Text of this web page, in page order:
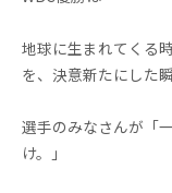
地球に生まれてくる
を、決意新たにした
選手のみなさんが「
け。」